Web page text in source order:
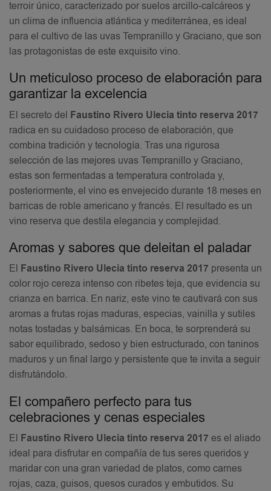
terroir único, caracterizado por suelos arcillo-calcáreos y
un clima de influencia atlántica y mediterránea, es ideal
para el cultivo de las uvas Tempranillo y Graciano, que son
las protagonistas de este exquisito vino.
Un meticuloso proceso de elaboración para
garantizar la excelencia
El secreto del Faustino Rivero Ulecia tinto reserva 2017
radica en su cuidadoso proceso de elaboración, que
combina tradición y tecnología. Tras una rigurosa
selección de las mejores uvas Tempranillo y Graciano,
estas son fermentadas a temperatura controlada y,
posteriormente, el vino es envejecido durante 18 meses en
barricas de roble americano y francés. El resultado es un
vino reserva que destila elegancia y complejidad.
Aromas y sabores que deleitan el paladar
El Faustino Rivero Ulecia tinto reserva 2017 presenta un
color rojo cereza intenso con ribetes teja, que evidencia su
crianza en barrica. En nariz, este vino te cautivará con sus
aromas a frutas rojas maduras, especias, vainilla y sutiles
notas tostadas y balsámicas. En boca, te sorprenderá su
sabor equilibrado, sedoso y bien estructurado, con taninos
maduros y un final largo y persistente que te invita a seguir
disfrutándolo.
El compañero perfecto para tus
celebraciones y cenas especiales
El Faustino Rivero Ulecia tinto reserva 2017 es el aliado
ideal para disfrutar en compañía de tus seres queridos y
maridar con una gran variedad de platos, como carnes
rojas, caza, guisos, quesos curados y embutidos. Su